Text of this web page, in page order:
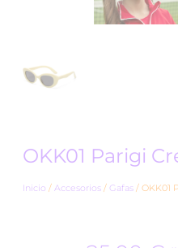
OKK01 Parigi
Inicio / Accesorios / Gafas / OKK01